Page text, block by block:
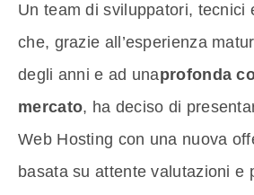
Un team di sviluppatori, tecnici
che, grazie all’esperienza
degli anni e ad unaprofonda
mercato, ha deciso di
Web Hosting con una nuova
basata su attente valutazioni e